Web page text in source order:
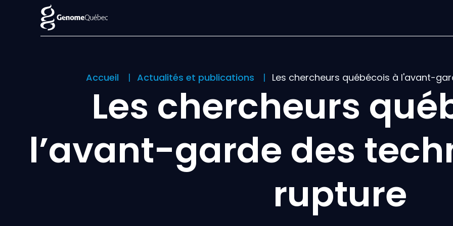
Accueil Actualités et publications Les chercheurs québécois à l'avant-
Les chercheurs
l’avant-garde des
rupture